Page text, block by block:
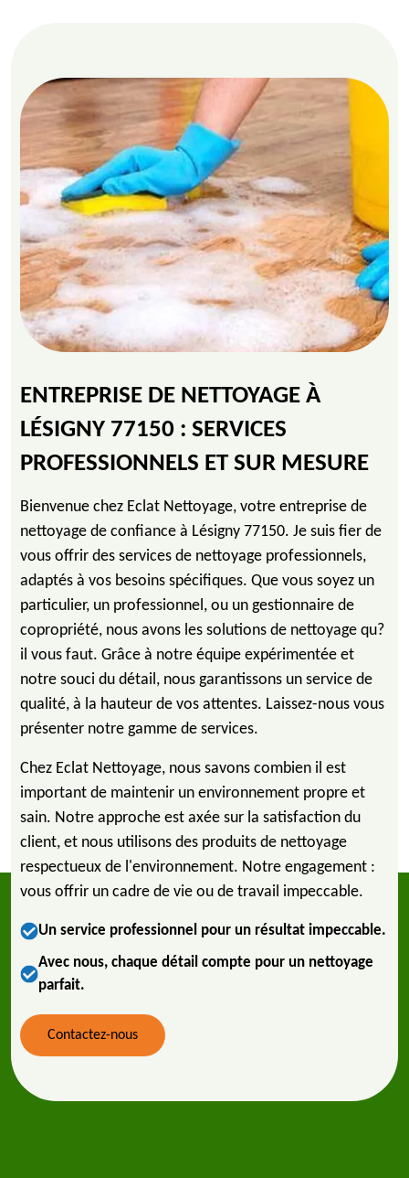
ENTREPRISE DE NETTOYAGE À
LÉSIGNY 77150 : SERVICES
PROFESSIONNELS ET SUR MESURE
Bienvenue chez Eclat Nettoyage, votre entreprise de
nettoyage de confiance à Lésigny 77150. Je suis fier de
vous offrir des services de nettoyage professionnels,
adaptés à vos besoins spécifiques. Que vous soyez un
particulier, un professionnel, ou un gestionnaire de
copropriété, nous avons les solutions de nettoyage qu?
il vous faut. Grâce à notre équipe expérimentée et
notre souci du détail, nous garantissons un service de
qualité, à la hauteur de vos attentes. Laissez-nous vous
présenter notre gamme de services.
Chez Eclat Nettoyage, nous savons combien il est
important de maintenir un environnement propre et
sain. Notre approche est axée sur la satisfaction du
client, et nous utilisons des produits de nettoyage
respectueux de l'environnement. Notre engagement :
vous offrir un cadre de vie ou de travail impeccable.
Un service professionnel pour un résultat impeccable.
Avec nous, chaque détail compte pour un nettoyage
parfait.
Contactez-nous